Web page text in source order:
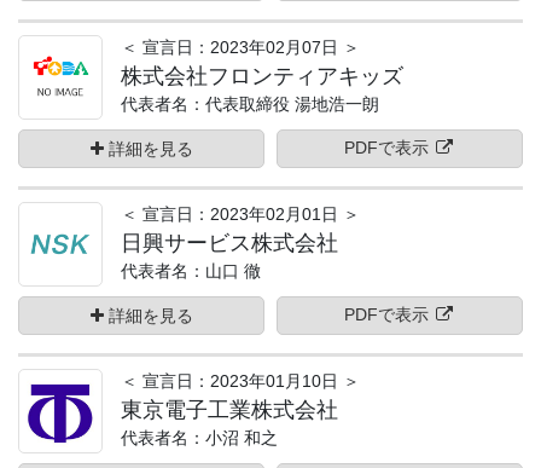
＜ 宣言日：2023年02月07日 ＞
株式会社フロンティアキッズ
代表者名：代表取締役 湯地浩一朗
詳細を見る PDFで表示
＜ 宣言日：2023年02月01日 ＞
日興サービス株式会社
代表者名：山口 徹
詳細を見る PDFで表示
＜ 宣言日：2023年01月10日 ＞
東京電子工業株式会社
代表者名：小沼 和之